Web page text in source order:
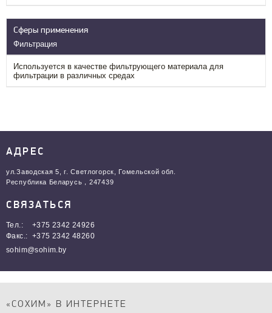
Сферы применения
Фильтрация
Используется в качестве фильтрующего материала для
фильтрации в различных средах
АДРЕС
ул.Заводская 5, г. Светлогорск, Гомельской обл.
Республика Беларусь ，247439
СВЯЗАТЬСЯ
Тел.:
+375 2342 24926
Факс.: +375 2342 48260
sohim@sohim.by
«СОХИМ» В ИНТЕРНЕТЕ